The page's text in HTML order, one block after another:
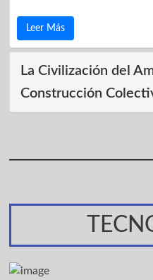
Leer Más
La Civilización del
Construcción